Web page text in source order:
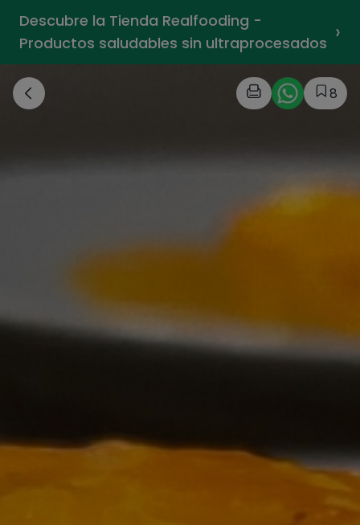
Descubre la Tienda Realfooding -
Productos saludables sin ultraprocesados ›
8